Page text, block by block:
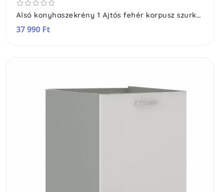
Alsó konyhaszekrény 1 Ajtós fehér korpusz szurke front
37 990 Ft